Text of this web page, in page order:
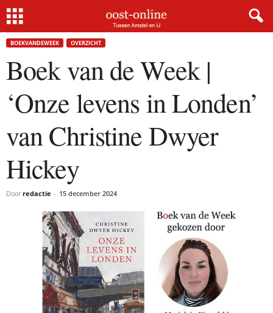
Home
Boek van de Week | ‘Onze levens in Londen’ van Christine
Dwyer...
BOEKVANDEWEEK OVERZICHT
Boek van de Week |
‘Onze levens in Londen’
van Christine Dwyer
Hickey
Door redactie - 15 december 2024